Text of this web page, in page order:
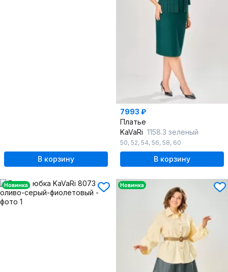
В корзину
7993 ₽
Платье
KaVaRi 1158.3 зеленый
50, 52, 54, 56, 58, 60
В корзину
Новинка Новинка